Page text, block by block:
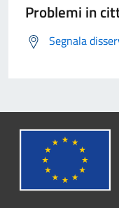
Problemi in
Segnala